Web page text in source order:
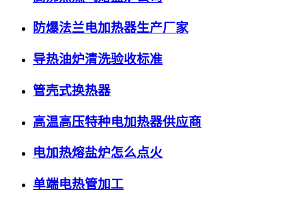
防爆法兰电加热器生产厂家
导热油炉清洗验收标准
管壳式换热器
高温高压特种电加热器供应商
电加热熔盐炉怎么点火
单端电热管加工